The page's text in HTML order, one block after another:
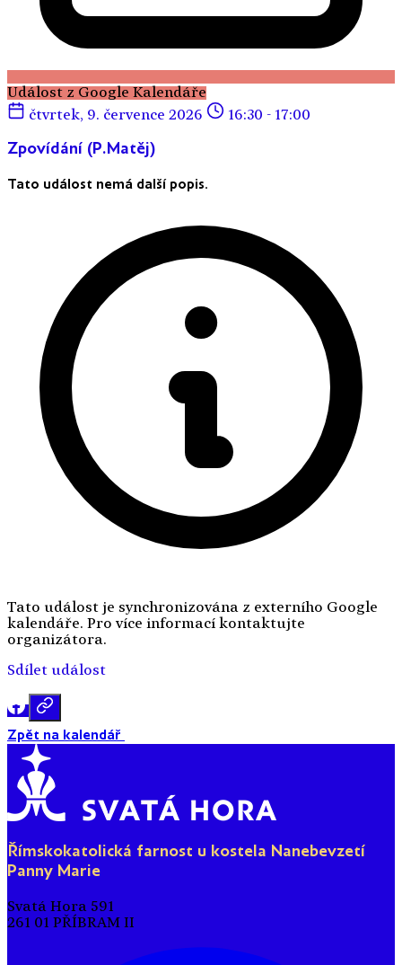
Událost z Google Kalendáře
čtvrtek, 9. července 2026
16:30 - 17:00
Zpovídání (P.Matěj)
Tato událost nemá další popis.
Tato událost je synchronizována z externího Google
kalendáře. Pro více informací kontaktujte
organizátora.
Sdílet událost
Zpět na kalendář
Římskokatolická farnost u kostela Nanebevzetí
Panny Marie
Svatá Hora 591
261 01 PŘÍBRAM II